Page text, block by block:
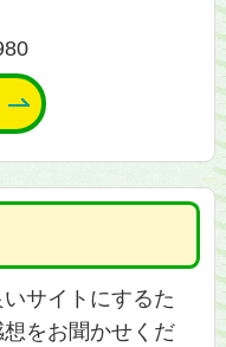
サイトにするた
をお聞かせくだ